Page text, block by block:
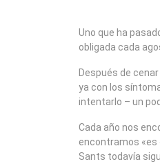
Uno que ha
obligada cada
Después de
ya con los
intentarlo – un
Cada año nos
encontramos «es
Sants todavía